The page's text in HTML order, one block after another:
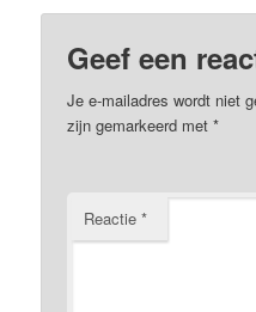
Geef een
Je e-mailadres wordt niet
zijn gemarkeerd met*
Reactie*